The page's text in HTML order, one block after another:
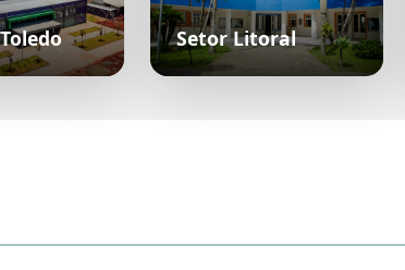
Setor Litoral